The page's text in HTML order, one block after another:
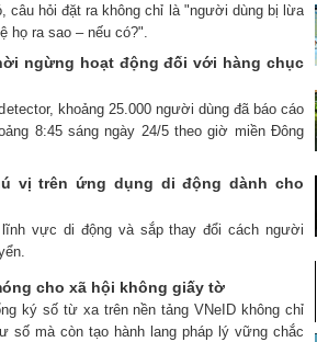
câu hỏi đặt ra không chỉ là "người dùng bị lừa
họ ra sao – nếu có?".
ngừng hoạt động đối với hàng chục
khoảng 25.000 người dùng đã báo cáo
8:45 sáng ngày 24/5 theo giờ miền Đông
vị trên ứng dụng di động dành cho
vực di động và sắp thay đổi cách người
cho xã hội không giấy tờ
ký số từ xa trên nền tảng VNeID không chỉ
số mà còn tạo hành lang pháp lý vững chắc